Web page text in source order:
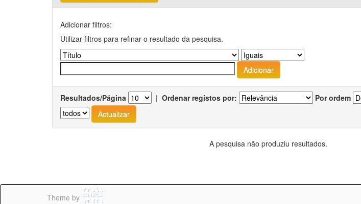
Adicionar filtros:
Utilizar filtros para refinar o resultado da pesquisa.
Resultados/Página | Ordenar registos por: Por ordem
A pesquisa não produziu resultados.
Theme by